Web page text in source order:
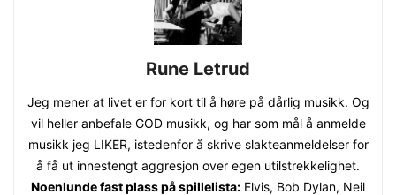
Rune Letrud
Jeg mener at livet er for kort til å høre på dårlig musikk. Og
vil heller anbefale GOD musikk, og har som mål å anmelde
musikk jeg LIKER, istedenfor å skrive slakteanmeldelser for
å få ut innestengt aggresjon over egen utilstrekkelighet.
Noenlunde fast plass på spillelista: Elvis, Bob Dylan, Neil